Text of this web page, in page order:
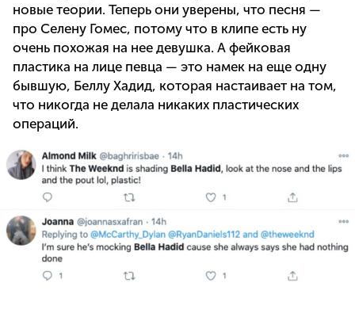
новые теории. Теперь они уверены, что песня —
про Селену Гомес, потому что в клипе есть ну
очень похожая на нее девушка. А фейковая
пластика на лице певца — это намек на еще одну
бывшую, Беллу Хадид, которая настаивает на том,
что никогда не делала никаких пластических
операций.